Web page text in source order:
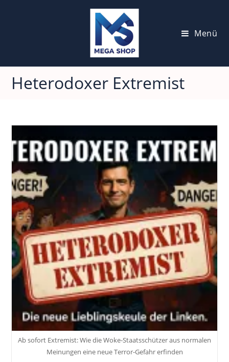
Menü
Heterodoxer Extremist
Ab sofort Extremist: Wie die Woke-Staatsschützer aus normalen
Meinungen eine neue Terror-Gefahr erfinden